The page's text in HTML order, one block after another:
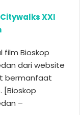
XXI
film Bioskop
dari website
bermanfaat
[Bioskop
–